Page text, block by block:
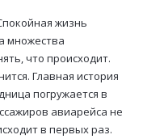
жизнь
множества
что происходит.
Главная история
погружается в
авиарейса не
в первых раз.